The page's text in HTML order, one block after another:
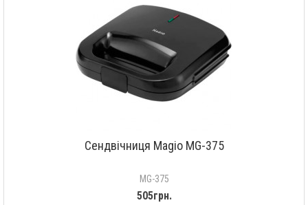
Сендвічниця Magio MG-375
MG-375
505грн.